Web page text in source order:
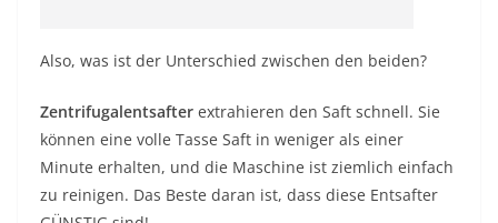
Also, was ist der Unterschied zwischen den beiden?
Zentrifugalentsafter extrahieren den Saft schnell. Sie
können eine volle Tasse Saft in weniger als einer
Minute erhalten, und die Maschine ist ziemlich einfach
zu reinigen. Das Beste daran ist, dass diese Entsafter